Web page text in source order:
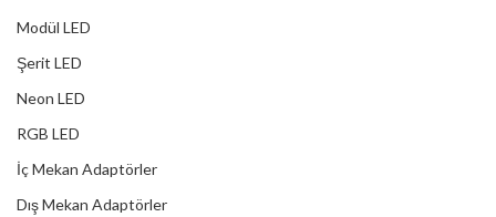
Modül LED
Şerit LED
Neon LED
RGB LED
İç Mekan Adaptörler
Dış Mekan Adaptörler